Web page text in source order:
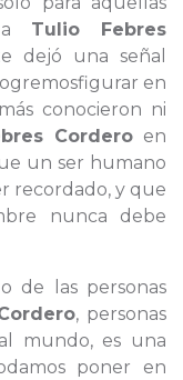
a Tulio Febres
dejó una señal
en
conocieron ni
Corderoen
un ser humano
recordado, y que
nunca debe
de las personas
, personas
mundo, es una
poner en